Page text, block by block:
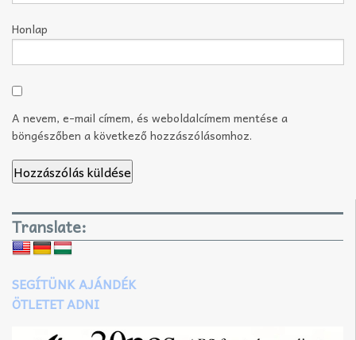
Honlap
A nevem, e-mail címem, és weboldalcímem mentése a
böngészőben a következő hozzászólásomhoz.
Translate:
SEGÍTÜNK AJÁNDÉK
ÖTLETET ADNI